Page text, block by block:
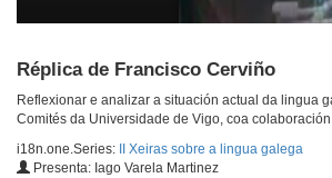
Réplica de Francisco Cerviño
Reflexionar e analizar a situación actual da lingua
Comités da Universidade de Vigo, coa
i18n.one.Series:
II Xeiras sobre a lingua galega
Presenta: Iago Varela Martinez